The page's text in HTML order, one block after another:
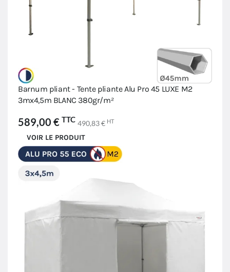
Barnum pliant - Tente pliante Alu Pro 45 LUXE M2
3mx4,5m BLANC 380gr/m²
589,00 € TTC 490,83 € HT
VOIR LE PRODUIT